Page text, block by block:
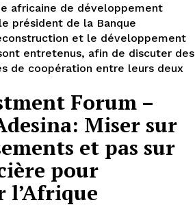
africaine de développement
président de la Banque
et le développement
entretenus, afin de discuter des
de coopération entre leurs deux
Forum –
Miser sur
et pas sur
pour
l’Afrique